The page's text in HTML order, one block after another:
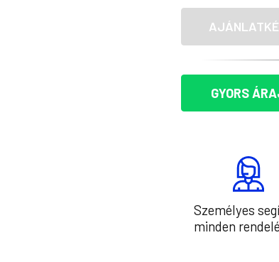
GYORS
Személyes
minden